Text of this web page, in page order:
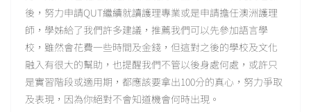
後，努力申請QUT繼續就讀護理專業或是申請擔任澳洲護理
師，學姊給了我們許多建議，推薦我們可以先參加語言學
校，雖然會花費一些時間及金錢，但這對之後的學校及文化
融入有很大的幫助，也提醒我們不管以後身處何處，或許只
是實習階段或適用期，都應該要拿出100分的真心，努力爭取
及表現，因為你絕對不會知道機會何時出現。